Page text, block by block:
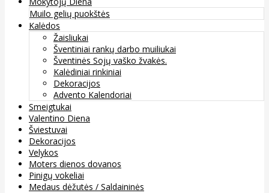
Muilo gelių puokštės
Kalėdos
Žaisliukai
Šventiniai rankų darbo muiliukai
Šventinės Sojų vaško žvakės.
Kalėdiniai rinkiniai
Dekoracijos
Advento Kalendoriai
Smeigtukai
Valentino Diena
Šviestuvai
Dekoracijos
Velykos
Moters dienos dovanos
Pinigų vokeliai
Medaus dėžutės / Saldaininės